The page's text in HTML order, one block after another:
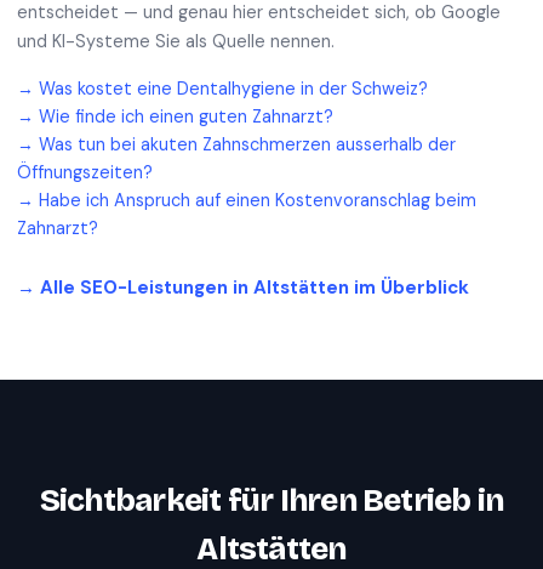
entscheidet — und genau hier entscheidet sich, ob Google
und KI-Systeme Sie als Quelle nennen.
→ Was kostet eine Dentalhygiene in der Schweiz?
→ Wie finde ich einen guten Zahnarzt?
→ Was tun bei akuten Zahnschmerzen ausserhalb der
Öffnungszeiten?
→ Habe ich Anspruch auf einen Kostenvoranschlag beim
Zahnarzt?
→ Alle SEO-Leistungen in Altstätten im Überblick
Sichtbarkeit für Ihren Betrieb in
Altstätten